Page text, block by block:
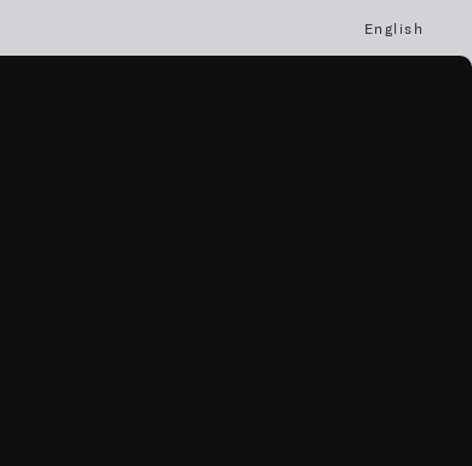
English